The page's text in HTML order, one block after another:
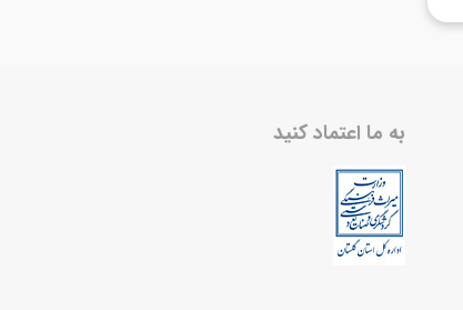
به ما اعتماد کنید